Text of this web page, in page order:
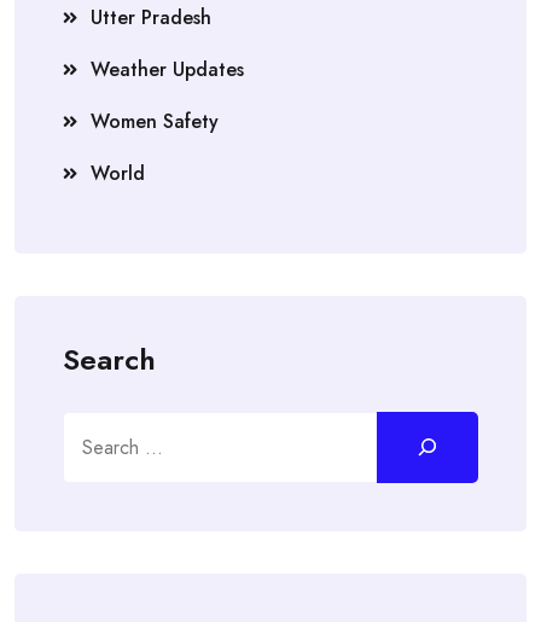
Utter Pradesh
Weather Updates
Women Safety
World
Search